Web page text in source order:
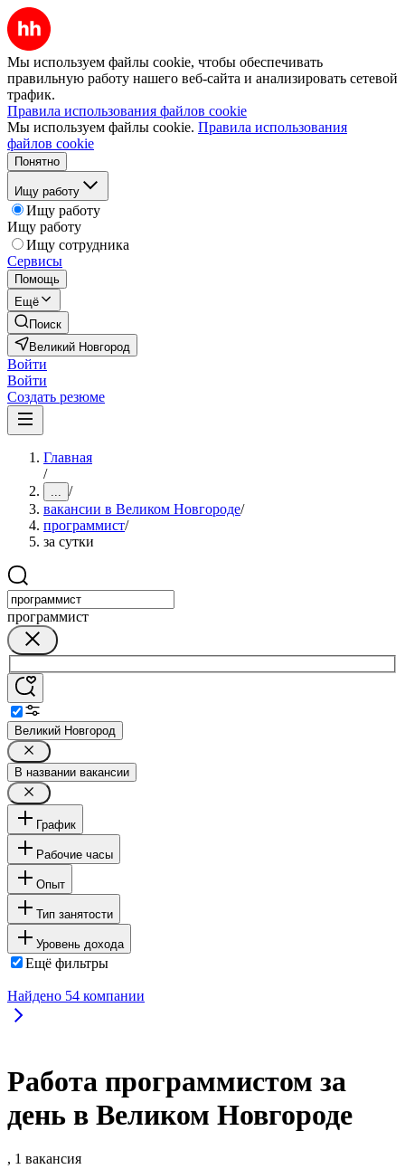
Мы используем файлы cookie, чтобы обеспечивать
правильную работу нашего веб-сайта и анализировать сетевой
трафик.
Правила использования файлов cookie
Мы используем файлы cookie. Правила использования
файлов cookie
Понятно
Ищу работу
Ищу работу
Ищу работу
Ищу сотрудника
Сервисы
Помощь
Ещё
Поиск
Великий Новгород
Войти
Войти
Создать резюме
Главная
/
... /
вакансии в Великом Новгороде/
программист/
за сутки
программист
Великий Новгород
В названии вакансии
График
Рабочие часы
Опыт
Тип занятости
Уровень дохода
Ещё фильтры
Найдено 54 компании
Работа программистом за
день в Великом Новгороде
, 1 вакансия